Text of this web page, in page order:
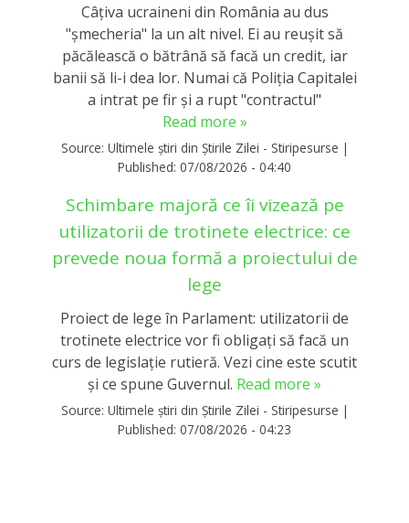
Câțiva ucraineni din România au dus
"șmecheria" la un alt nivel. Ei au reușit să
păcălească o bătrână să facă un credit, iar
banii să li-i dea lor. Numai că Poliția Capitalei
a intrat pe fir și a rupt "contractul"
Read more »
Source: Ultimele știri din Știrile Zilei - Stiripesurse |
Published: 07/08/2026 - 04:40
Schimbare majoră ce îi vizează pe
utilizatorii de trotinete electrice: ce
prevede noua formă a proiectului de
lege
Proiect de lege în Parlament: utilizatorii de
trotinete electrice vor fi obligați să facă un
curs de legislație rutieră. Vezi cine este scutit
și ce spune Guvernul. Read more »
Source: Ultimele știri din Știrile Zilei - Stiripesurse |
Published: 07/08/2026 - 04:23